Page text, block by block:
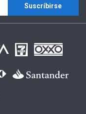
Suscríbirse